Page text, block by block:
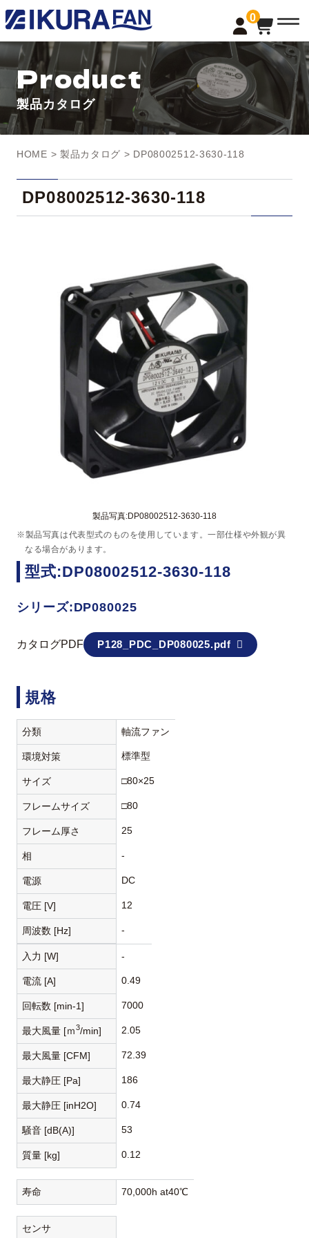
0
t
o
g
l
e
a
v
i
g
a
n
Product
製品カタログ
HOME > 製品カタログ > DP08002512-3630-118
DP08002512-3630-118
製品写真:DP08002512-3630-118
※製品写真は代表型式のものを使用しています。一部仕様や外観が異
なる場合があります。
型式:DP08002512-3630-118
シリーズ:DP080025
カタログPDF P128_PDC_DP080025.pdf
規格
分類 軸流ファン
環境対策 標準型
サイズ □80×25
フレームサイズ □80
フレーム厚さ 25
相 -
電源 DC
電圧 [V] 12
周波数 [Hz] -
入力 [W] -
電流 [A] 0.49
回転数 [min-1] 7000
最大風量 [ｍ3/min] 2.05
最大風量 [CFM] 72.39
最大静圧 [Pa] 186
最大静圧 [inH2O] 0.74
騒音 [dB(A)] 53
質量 [kg] 0.12
寿命 70,000h at40℃
センサ